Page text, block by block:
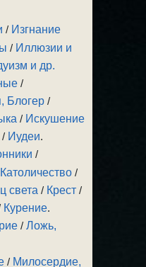
/ Изгнание
/ Иллюзии и
и др.
/
Блогер /
/ Искушение
/ Иудеи.
/
Католичество /
света / Крест /
Курение.
/Ложь,
/ Милосердие,